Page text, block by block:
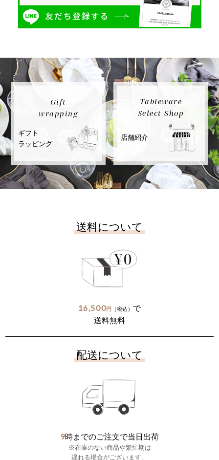
Gift
wrapping
ギフト
ラッピング
Tableware
Select Shop
店舗紹介
送料について
16,500円 （税込） で
送料無料
配送について
9時までのご注文で当日出荷
※在庫のない商品や繁忙期は
遅れる場合がございます。